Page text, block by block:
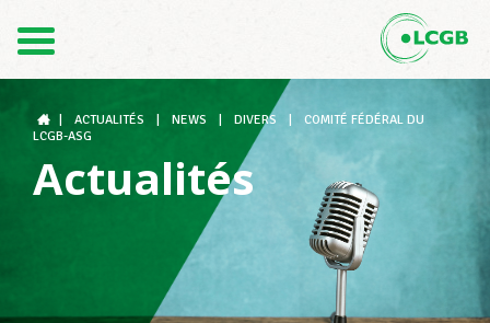
DE
Le LCGB
Structures syndicales
ACTUALITÉS NEWS DIVERS
COMITÉ FÉDÉRAL DU
LCGB-ASG
Actualités